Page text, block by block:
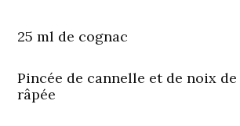
25 ml de cognac
Pincée de cannelle et de noix
râpée